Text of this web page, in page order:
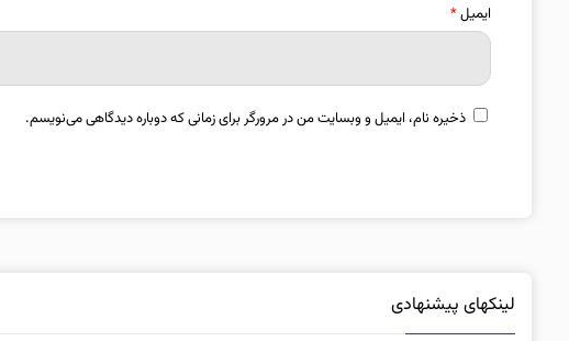
ایمیل*
ذخیره نام، ایمیل و وبسایت من در مرورگر برای زمانی که دوباره دیدگاهی می‌نویسم.
لینکهای پیشنهادی